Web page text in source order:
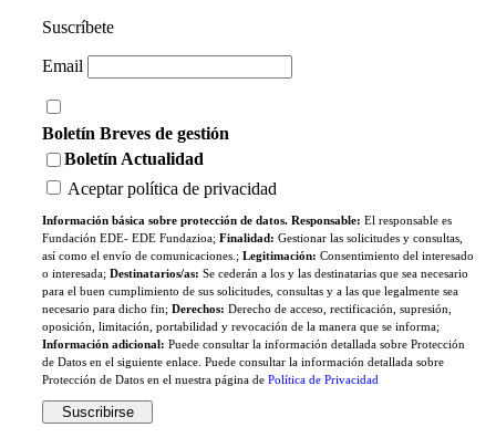
Suscríbete
Email
Boletín Breves de gestión
Boletín Actualidad
Aceptar política de privacidad
Información básica sobre protección de datos. Responsable: El responsable es
Fundación EDE- EDE Fundazioa; Finalidad: Gestionar las solicitudes y consultas,
así como el envío de comunicaciones.; Legitimación: Consentimiento del interesado
o interesada; Destinatarios/as: Se cederán a los y las destinatarias que sea necesario
para el buen cumplimiento de sus solicitudes, consultas y a las que legalmente sea
necesario para dicho fin; Derechos: Derecho de acceso, rectificación, supresión,
oposición, limitación, portabilidad y revocación de la manera que se informa;
Información adicional: Puede consultar la información detallada sobre Protección
de Datos en el siguiente enlace. Puede consultar la información detallada sobre
Protección de Datos en el nuestra página de Política de Privacidad